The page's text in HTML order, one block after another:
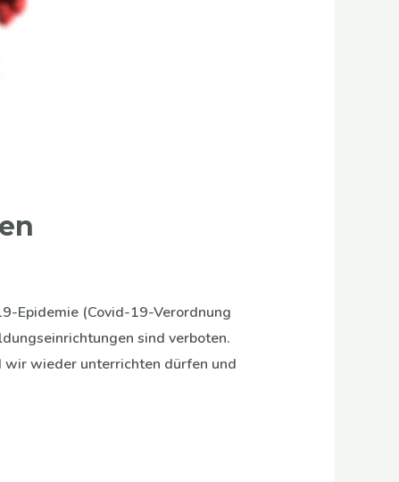
Epidemie (Covid-19-Verordnung
sind verboten.
wir wieder unterrichten dürfen und